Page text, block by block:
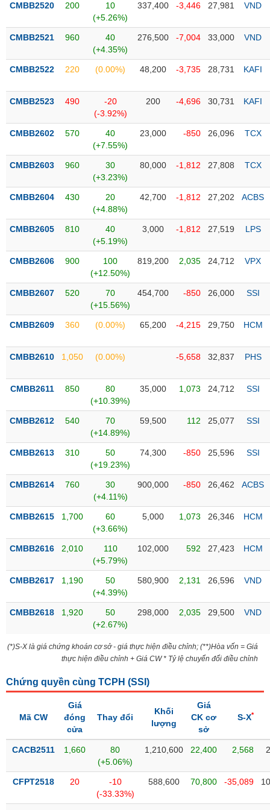
thái
phiếu
mô
thị
Niêm
Niêm
mới
yết
sung
niêm
yết
Theo
dõi
biệt
được
quỹ
mục
ETF
Cổ
chi
tiết
Tổng
quan
Giao
dịch
Tài
chính
tích
Hồ
doanh
Tin
CMBB2520 200
10
(+5.26%)
337,400 -3,446 27,981 VND
CMBB2521 960
40
(+4.35%)
276,500 -7,004 33,000 VND
CMBB2522 220 (0.00%) 48,200 -3,735 28,731 KAFI
CMBB2523 490
-20
(-3.92%)
200 -4,696 30,731 KAFI
CMBB2602 570
40
(+7.55%)
23,000 -850 26,096 TCX
CMBB2603 960
30
(+3.23%)
80,000 -1,812 27,808 TCX
CMBB2604 430
20
(+4.88%)
42,700 -1,812 27,202 ACBS
CMBB2605 810
40
(+5.19%)
3,000 -1,812 27,519 LPS
CMBB2606 900
100
(+12.50%)
819,200 2,035 24,712 VPX
CMBB2607 520
70
(+15.56%)
454,700 -850 26,000 SSI
CMBB2609 360 (0.00%) 65,200 -4,215 29,750 HCM
CMBB2610 1,050 (0.00%) -5,658 32,837 PHS
CMBB2611 850
80
(+10.39%)
35,000 1,073 24,712 SSI
CMBB2612 540
70
(+14.89%)
59,500 112 25,077 SSI
CMBB2613 310
50
(+19.23%)
74,300 -850 25,596 SSI
CMBB2614 760
30
(+4.11%)
900,000 -850 26,462 ACBS
CMBB2615 1,700
60
(+3.66%)
5,000 1,073 26,346 HCM
CMBB2616 2,010
110
(+5.79%)
102,000 592 27,423 HCM
CMBB2617 1,190
50
(+4.39%)
580,900 2,131 26,596 VND
CMBB2618 1,920
50
(+2.67%)
298,000 2,035 29,500 VND
(*)S-X là giá chứng khoán cơ sở - giá thực hiện điều chỉnh; (**)Hòa vốn = Giá
thực hiện điều chỉnh + Giá CW * Tỷ lệ chuyển đổi điều chỉnh
Chứng quyền cùng TCPH (SSI )
Mã CW
Giá
đóng
cửa
Thay đổi
Khối
lượng
Giá
CK cơ
sở
S-X*
CACB2511 1,660
80
(+5.06%)
1,210,600 22,400 2,568
CFPT2518 20
-10
(-33.33%)
588,600 70,800 -35,089
NGÀNH
DOANH
NGHIỆP
PHIẾU
PHÁI
TRÁI
CÔNG
ĐẦU
TƯ
DỮ
MỚI
Ngành
(-)
VS-
VẬT
CÔNG